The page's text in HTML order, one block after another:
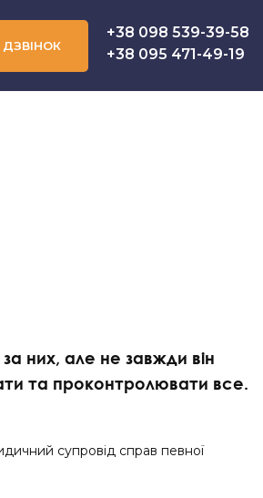
+38 098 539-39-58
+38 095 471-49-19
них, але не завжди він
та проконтролювати все.
супровід справ певної